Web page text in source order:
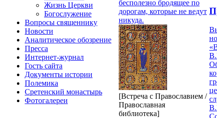
Жизнь Церкви
Богослужение
Вопросы священнику
Новости
Аналитическое обозрение
Пресса
Интернет-журнал
Гость сайта
Документы истории
Полемика
Сретенский монастырь
Фотогалереи
бесполезно бродящее по
дорогам, которые не ведут
никуда.
[Встреча с Православием /
Православная
библиотека]